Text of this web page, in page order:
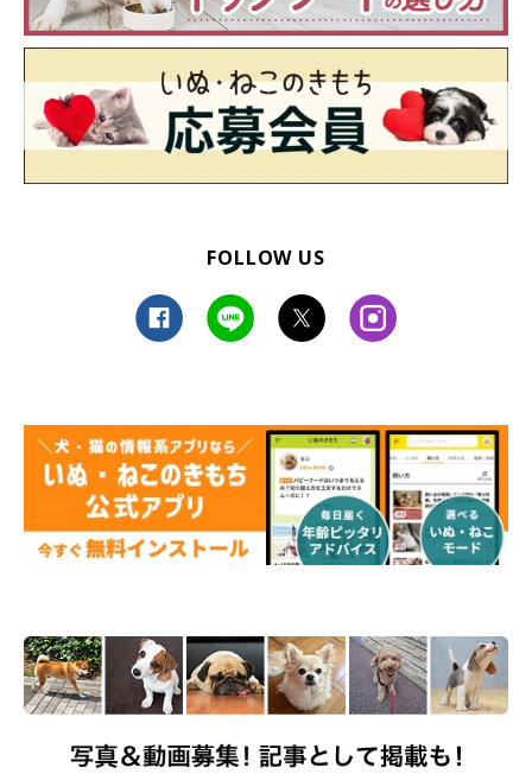
「犬とスキンシップをとりたいがために、しつこくかまおうとし
てしまうと逆効果です。意識したいことは…
最初から近づこうとしたり、触ろうとしないこと
ひ意識してみてください」
（監修：いぬのきもち・ねこのきもち獣医師相談室 担当獣医
※写真は「いぬ・ねこのきもちアプリ」で投稿されたものです。
※記事と写真に関連性はありませんので予めご了承ください
取材・文／柴田おまめ
FOLLOW US